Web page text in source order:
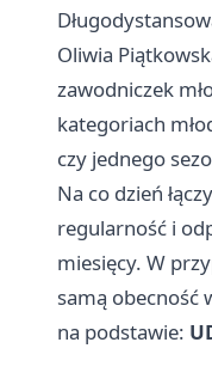
Oliwia
zawodniczek
kategoriach
czy jednego
Na co dzień
regularność i
miesięcy. W
samą obecność
na podstawie: